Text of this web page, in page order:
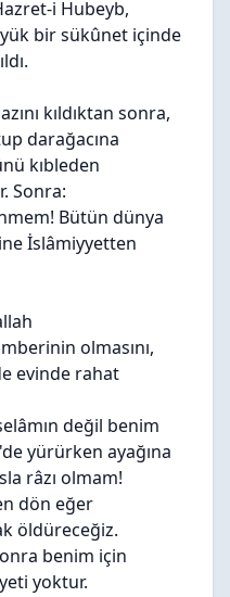
i Hubeyb,
bir sükûnet içinde
kıldıktan sonra,
darağacına
kıbleden
Sonra:
Bütün dünya
İslâmiyyetten
olmasını,
evinde rahat
değil benim
yürürken ayağına
râzı olmam!
dön eğer
öldüreceğiz.
benim için
yoktur.